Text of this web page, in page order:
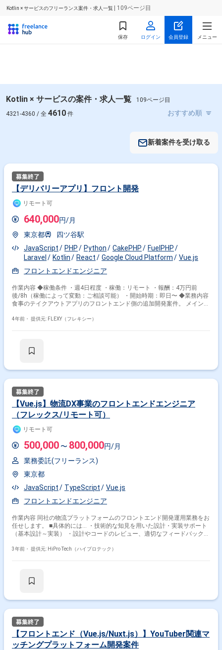
Kotlin × サービスのフリーランス案件・求人一覧 | 109ページ目
保存 ログイン 会員登録 メニュー
Kotlin × サービスの案件・求人一覧
109ページ目
4321-4360 / 全 4610 件
新着案件を受け取る
【デリバリーアプリ】フロント開発
リモート可
640,000円/月
東京都
四ツ谷駅
JavaScript
PHP Python CakePHP
FuelPHP
Laravel
Kotlin React Google Cloud Platform
Vue.js
フロントエンドエンジニア
作業内容 ◆稼働条件 ・週4日程度 ・稼働：リモート ・報酬：4万円前
後/8h（稼働によって変動：ご相談可能） ・開始時期：即日〜 ◆業務内容
食事のテイクアウトアプリのフロントエンド側の追加開発案件。 メインの
以上が経過します。 これまでは要件定義を中心としたプロダクトの方向性
ボトルネックになっているため、 是非お力をお貸し頂きたいです。 ◆必
開発してきたため、 設計書や仕様書がそれほど整っておりません。 その
ような環境下でも問題なく、自律的に開発をしていただける方を求めてお
ります。 また今後も様々な事業が立ち上がっていきます。 成長フェーズ
の企業で業務経験を積める機会となります。 今後、全国へのエリア展開
の思考性がエンジニアリングを強化することで、 その世界観を創っていき
4年前・ 提供元: FLEXY（フレキシー）
【Vue.js】物流DX事業のフロントエンドエンジニア
（フレックス/リモート可）
リモート可
500,000 〜 800,000円/月
業務委託(フリーランス)
東京都
JavaScript
TypeScript
Vue.js
フロントエンドエンジニア
作業内容 同社の物流プラットフォームのフロントエンド開発運用業務をお
任せします。 ■具体的には… ・技術的な知見を用いた設計・実装サポート
（基本設計～実装） ・設計やコードのレビュー、適切なフィードバック
ット（コード、設計）の向上 ・チームのスキル、生産プロセスの向上 ■組
ます。 次なる挑戦である「物流Tech領域への参入」に伴いグループジョ
し、半世紀以上進化してこなかった物流業界の構造を根本的に変革する、
事業・プロダクトへの挑戦を目指します。 家庭事情により、現在ご参画い
ただいている方が3月いっぱいで契約満了となるため。
3年前・ 提供元: HiPro Tech（ハイプロテック）
【フロントエンド（Vue.js/Nuxt.js）】YouTuber関連マ
ッチングプラットフォーム開発案件